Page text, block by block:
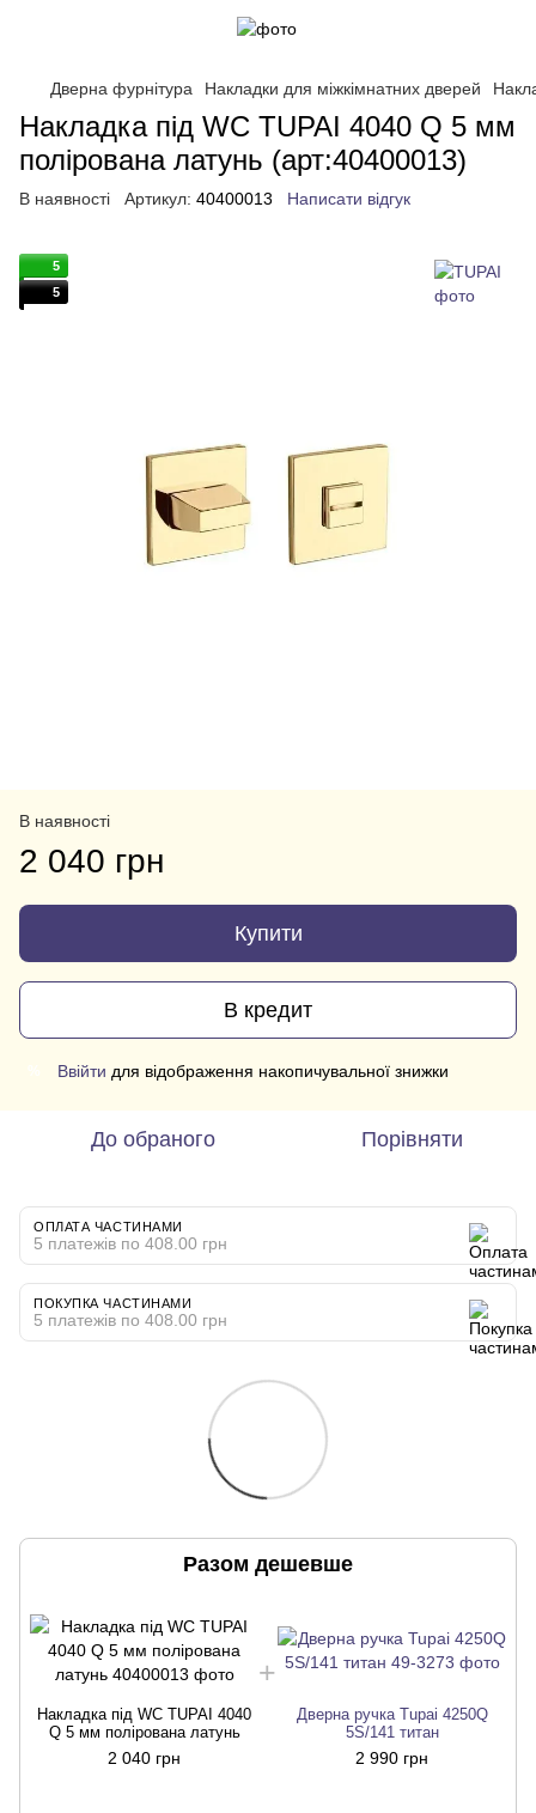
Дверна фурнітура Накладки для міжкімнатних дверей
Накладка під WC TUPAI 4040 Q 5 мм
полірована латунь (арт:40400013)
В наявності Артикул: 40400013 Написати відгук
5
5
В наявності
2 040 грн
Купити
В кредит
Ввійти для відображення накопичувальної знижки
До обраного Порівняти
ОПЛАТА ЧАСТИНАМИ
5 платежів по 408.00 грн
ПОКУПКА ЧАСТИНАМИ
5 платежів по 408.00 грн
Разом дешевше
Накладка під WC TUPAI 4040
Q 5 мм полірована латунь
2 040 грн
Дверна ручка Tupai 4250Q
5S/141 титан
2 990 грн